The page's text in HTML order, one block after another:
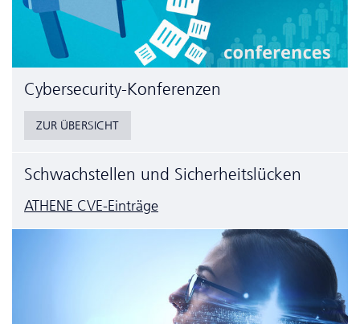
Cyber­security-Konferenzen
ZUR ÜBERSICHT
Schwachstellen und Sicherheitslücken
ATHENE CVE-Einträge